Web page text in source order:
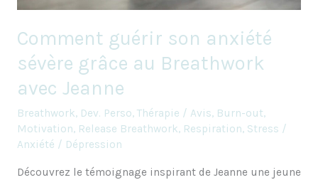
Comment guérir son anxiété
sévère grâce au Breathwork
avec Jeanne
Breathwork, Dev. Perso, Thérapie / Avis, Burn-out,
Motivation, Release Breathwork, Respiration, Stress /
Anxiété / Dépression
Découvrez le témoignage inspirant de Jeanne une jeune